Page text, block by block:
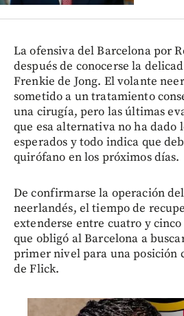
La ofensiva del Barcelona por
después de conocerse la
Frenkie de Jong. El volante
sometido a un tratamiento
una cirugía, pero las últimas
que esa alternativa no ha dado
esperados y todo indica que
quirófano en los próximos días.
De confirmarse la operación
neerlandés, el tiempo de
extenderse entre cuatro y cinco
que obligó al Barcelona a
primer nivel para una posición
de Flick.